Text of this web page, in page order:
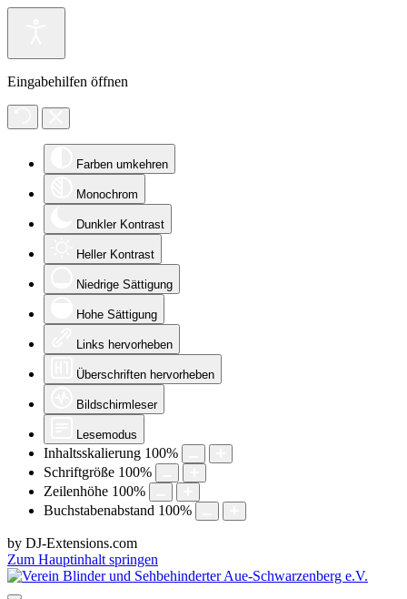
Eingabehilfen öffnen
Farben umkehren
Monochrom
Dunkler Kontrast
Heller Kontrast
Niedrige Sättigung
Hohe Sättigung
Links hervorheben
Überschriften hervorheben
Bildschirmleser
Lesemodus
Inhaltsskalierung 100%
Schriftgröße 100%
Zeilenhöhe 100%
Buchstabenabstand 100%
by DJ-Extensions.com
Zum Hauptinhalt springen